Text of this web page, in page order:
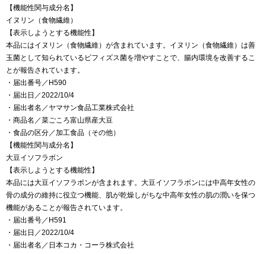
【機能性関与成分名】
イヌリン（食物繊維）
【表示しようとする機能性】
本品にはイヌリン（食物繊維）が含まれています。イヌリン（食物繊維）は善
玉菌として知られているビフィズス菌を増やすことで、腸内環境を改善するこ
とが報告されています。
・届出番号／H590
・届出日／2022/10/4
・届出者名／ヤマサン食品工業株式会社
・商品名／菜ごころ富山県産大豆
・食品の区分／加工食品（その他）
【機能性関与成分名】
大豆イソフラボン
【表示しようとする機能性】
本品には大豆イソフラボンが含まれます。大豆イソフラボンには中高年女性の
骨の成分の維持に役立つ機能、肌が乾燥しがちな中高年女性の肌の潤いを保つ
機能があることが報告されています。
・届出番号／H591
・届出日／2022/10/4
・届出者名／日本コカ・コーラ株式会社